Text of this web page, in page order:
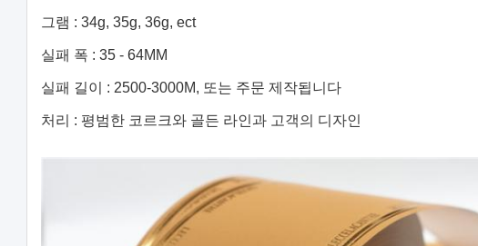
그램 : 34g, 35g, 36g, ect
실패 폭 : 35 - 64MM
실패 길이 : 2500-3000M, 또는 주문 제작됩니다
처리 : 평범한 코르크와 골든 라인과 고객의 디자인